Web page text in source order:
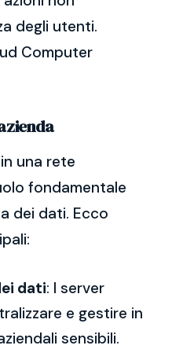
degli utenti.
Computer
una rete
fondamentale
dei dati. Ecco
dati: I server
e gestire in
sensibili.